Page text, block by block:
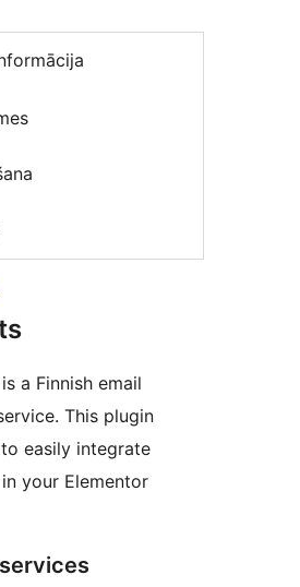
a Finnish email
This plugin
easily integrate
your Elementor